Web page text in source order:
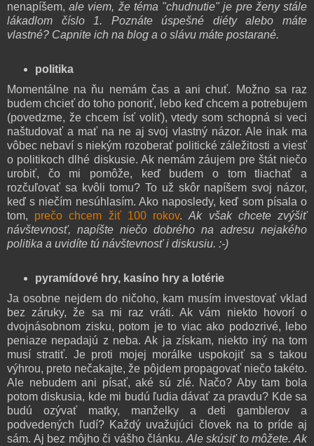
nenapíšem,ale viem, že téma "chudnutie" je pre ženy stále
lákadlom číslo 1. Poznáte úspešné diéty alebo máte
vlastné? Capnite ich na blog a o slávu máte postarané.
politika
Momentálne na ňu nemám čas a ani chuť. Možno sa raz
budem chcieť do toho ponoriť, lebo keď chcem a potrebujem
(povedzme, že chcem ísť voliť), vtedy som schopná si veci
naštudovať a mať na ne aj svoj vlastný názor. Ale inak ma
vôbec nebaví s niekým rozoberať politické záležitosti a viesť
o politikoch dlhé diskusie. Ak nemám záujem pre štát niečo
urobiť, čo mi pomôže, keď budem o tom tliachať a
rozčuľovať sa kvôli tomu? To už skôr napíšem svoj názor,
keď s niečím nesúhlasím. Ako naposledy, keď som písala o
tom, prečo chcem žiť 100 rokov.Ak však chcete zvýšiť
návštevnosť, napíšte niečo dobrého na adresu nejakého
politika a uvidíte tú návštevnosť i diskusiu. :-)
pyramídové hry, kasíno hry a lotérie
Ja osobne nejdem do ničoho, kam musím investovať vklad
bez záruky, že sa mi raz vráti. Ak vám niekto hovorí o
dvojnásobnom zisku, potom je to viac ako podozrivé, lebo
peniaze nepadajú z neba. Ak ja získam, niekto iný na tom
musí stratiť. Je proti mojej morálke uspokojiť sa s takou
výhrou, preto nečakajte, že pôjdem propagovať niečo takéto.
Ale nebudem ani písať, aké sú zlé. Načo? Aby tam bola
potom diskusia, kde mi budú ľudia dávať za pravdu? Kde sa
budú ozývať matky, manželky a deti gamblerov a
podvedených ľudí? Každý uvažujúci človek na to príde aj
sám. Aj bez môjho či vášho článku. Ale skúsiť to môžete. Ak